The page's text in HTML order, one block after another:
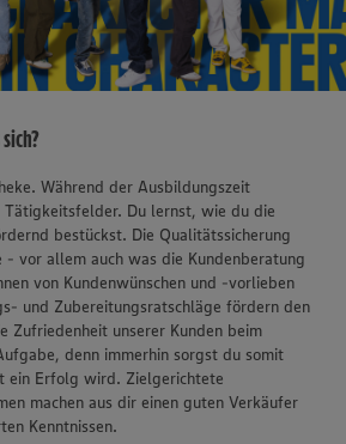
Während der Ausbildungszeit
Du lernst, wie du die
bestückst. Die Qualitätssicherung
vor allem auch was die Kundenberatung
von Kundenwünschen und -vorlieben
und Zubereitungsratschläge fördern den
Zufriedenheit unserer Kunden beim
denn immerhin sorgst du somit
ein Erfolg wird. Zielgerichtete
machen aus dir einen guten Verkäufer
Kenntnissen.